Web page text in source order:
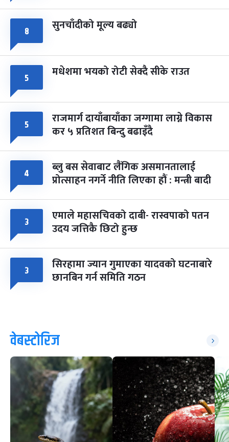
८ सुनचाँदीको मूल्य बढ्यो
५ मधेशमा भयको रोटी सेक्दै सीके राउत
५ राजमार्ग दायाँबायाँका जग्गामा लाग्ने विकास
कर ५ प्रतिशत बिन्दु बढाइँदै
४ ब्लु बस सेवाबाट लैंगिक असमानतालाई
प्रोत्साहन नगर्ने नीति लिएका हौं : मन्त्री बादी
३ एमाले महासचिवको दाबी- रास्वपाको पतन
उदय जत्तिकै छिटो हुन्छ
३ सिरहामा ज्यान गुमाएका यादवको घटनाबारे
छानबिन गर्न समिति गठन
वेबस्टोरिज